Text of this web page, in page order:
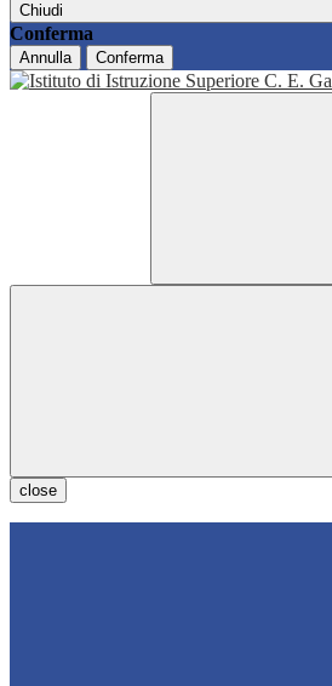
Chiudi
Conferma
Annulla Conferma
close